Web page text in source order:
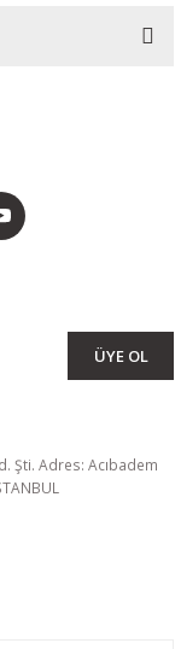
ÜYE OL
Şti. Adres: Acıbadem